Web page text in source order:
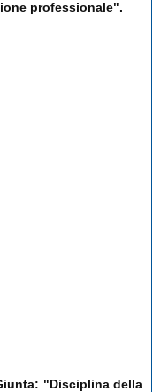
professionale".
" Disciplina della